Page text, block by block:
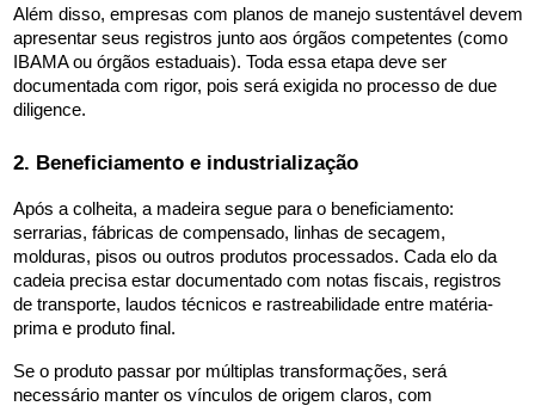
Além disso, empresas com planos de manejo sustentável devem
apresentar seus registros junto aos órgãos competentes (como
IBAMA ou órgãos estaduais). Toda essa etapa deve ser
documentada com rigor, pois será exigida no processo de due
diligence.
2. Beneficiamento e industrialização
Após a colheita, a madeira segue para o beneficiamento:
serrarias, fábricas de compensado, linhas de secagem,
molduras, pisos ou outros produtos processados. Cada elo da
cadeia precisa estar documentado com notas fiscais, registros
de transporte, laudos técnicos e rastreabilidade entre matéria-
prima e produto final.
Se o produto passar por múltiplas transformações, será
necessário manter os vínculos de origem claros, com